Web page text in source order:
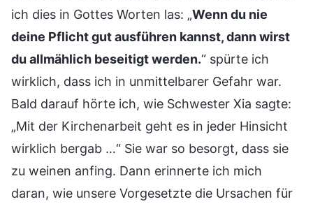
ich dies in Gottes Worten las: „Wenn du nie
deine Pflicht gut ausführen kannst, dann wirst
du allmählich beseitigt werden.“ spürte ich
wirklich, dass ich in unmittelbarer Gefahr war.
Bald darauf hörte ich, wie Schwester Xia sagte:
„Mit der Kirchenarbeit geht es in jeder Hinsicht
wirklich bergab …“ Sie war so besorgt, dass sie
zu weinen anfing. Dann erinnerte ich mich
daran, wie unsere Vorgesetzte die Ursachen für